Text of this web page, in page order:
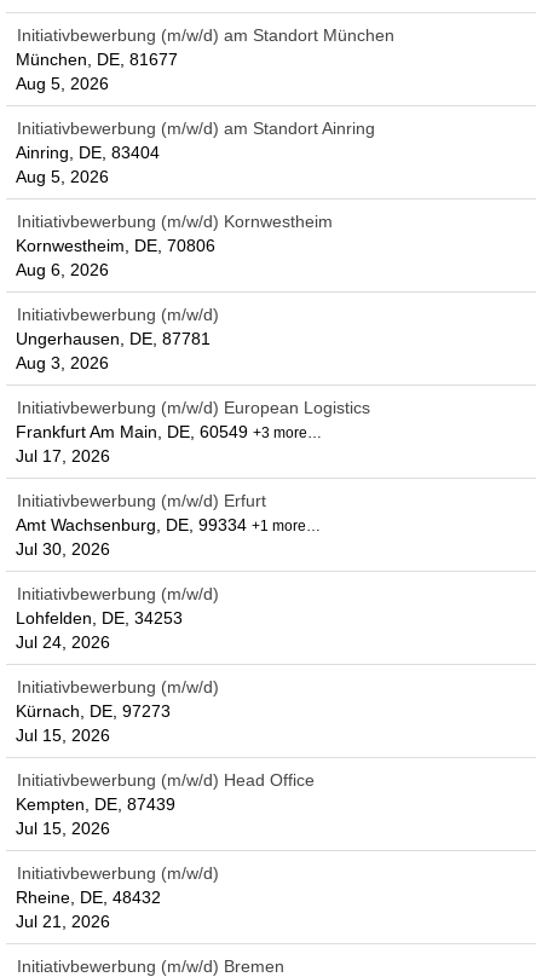
Initiativbewerbung (m/w/d) am Standort München
München, DE, 81677
Aug 5, 2026
Initiativbewerbung (m/w/d) am Standort Ainring
Ainring, DE, 83404
Aug 5, 2026
Initiativbewerbung (m/w/d) Kornwestheim
Kornwestheim, DE, 70806
Aug 6, 2026
Initiativbewerbung (m/w/d)
Ungerhausen, DE, 87781
Aug 3, 2026
Initiativbewerbung (m/w/d) European Logistics
Frankfurt Am Main, DE, 60549 +3 more…
Jul 17, 2026
Initiativbewerbung (m/w/d) Erfurt
Amt Wachsenburg, DE, 99334 +1 more…
Jul 30, 2026
Initiativbewerbung (m/w/d)
Lohfelden, DE, 34253
Jul 24, 2026
Initiativbewerbung (m/w/d)
Kürnach, DE, 97273
Jul 15, 2026
Initiativbewerbung (m/w/d) Head Office
Kempten, DE, 87439
Jul 15, 2026
Initiativbewerbung (m/w/d)
Rheine, DE, 48432
Jul 21, 2026
Initiativbewerbung (m/w/d) Bremen